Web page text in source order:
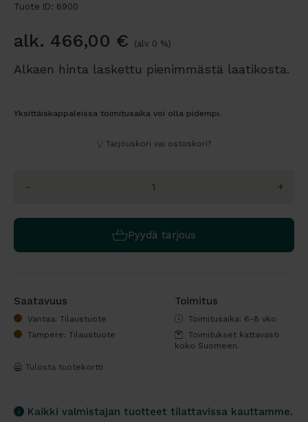
Tuote ID: 6900
alk. 466,00 € (alv 0 %)
Alkaen hinta laskettu pienimmästä laatikosta.
Yksittäiskappaleissa toimitusaika voi olla pidempi.
Tarjouskori vai ostoskori?
- +
Pyydä tarjous
Saatavuus
Vantaa: Tilaustuote
Tampere: Tilaustuote
Toimitus
Toimitusaika: 6-8 vko
Toimitukset kattavasti
koko Suomeen.
Tulosta tuotekortti
Kaikki valmistajan tuotteet tilattavissa kauttamme.